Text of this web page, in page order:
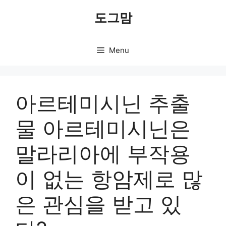
도그맘
Menu
아르테미시닌 추출
물 아르테미시닌은
말라리아에 부작용
이 없는 항암제로 많
은 관심을 받고 있